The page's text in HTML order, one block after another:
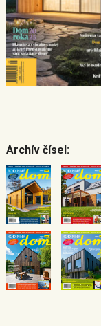
Archív čísel: